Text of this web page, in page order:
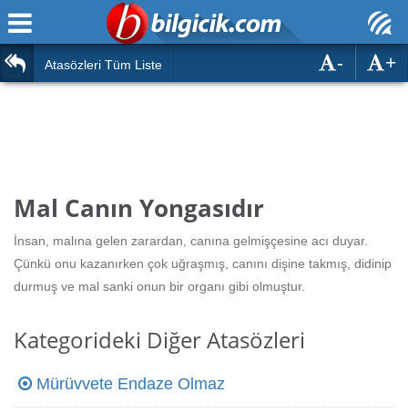
Ana Sayfa
Türk Tarihi & Kültürü
Eğitim
Diğer
Duvar Yazıları
Hızlı Okuma Testi
Eğitim Haberleri
Atasözleri Tüm Liste +
-
Mal Canın Yongasıdır
İnsan, malına gelen zarardan, canına gelmişçesine acı duyar.
Çünkü onu kazanırken çok uğraşmış, canını dişine takmış, didinip
durmuş ve mal sanki onun bir organı gibi olmuştur.
Kategorideki Diğer Atasözleri
Mürüvvete Endaze Olmaz